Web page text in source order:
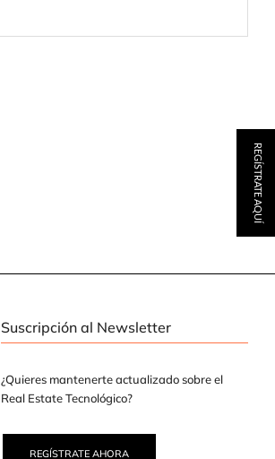
Suscripción al Newsletter
¿Quieres mantenerte actualizado sobre el
Real Estate Tecnológico?
REGÍSTRATE AHORA
REGÍSTRATE AQUÍ